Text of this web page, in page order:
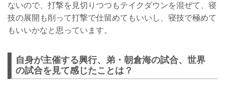
ないので、打撃を見切りつつもテイクダウンを混ぜて、寝
技の展開も削って打撃で仕留めてもいいし、寝技で極めて
もいいかなと思っています。
自身が主催する興行、弟・朝倉海の試合、世界
の試合を見て感じたことは？